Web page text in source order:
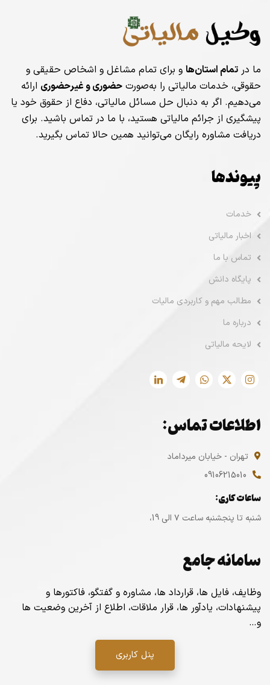
ما در تمام استان‌ها و برای تمام مشاغل و اشخاص حقیقی و
حقوقی، خدمات مالیاتی را به‌صورت حضوری و غیرحضوری ارائه
می‌دهیم. اگر به دنبال حل مسائل مالیاتی، دفاع از حقوق خود یا
پیشگیری از جرائم مالیاتی هستید، با ما در تماس باشید. برای
دریافت مشاوره رایگان می‌توانید همین حالا تماس بگیرید.
پیوندها
خدمات
اخبار مالیاتی
تماس با ما
پایگاه دانش
مطالب مهم و کاربردی مالیات
درباره ما
لایحه مالیاتی
اطلاعات تماس:
تهران - خیابان میرداماد
09106215010
ساعات کاری:
شنبه تا پنجشنبه ساعت ۷ الی 19،
سامانه جامع
وظایف، فایل ها، قرارداد ها، مشاوره و گفتگو، فاکتورها و
پیشنهادات، یادآور ها، قرار ملاقات، اطلاع از آخرین وضعیت ها
و…
پنل کاربری